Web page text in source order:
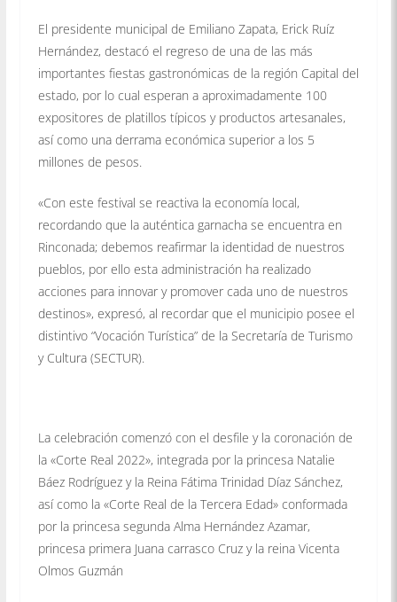
El presidente municipal de Emiliano Zapata, Erick Ruíz
Hernández, destacó el regreso de una de las más
importantes fiestas gastronómicas de la región Capital del
estado, por lo cual esperan a aproximadamente 100
expositores de platillos típicos y productos artesanales,
así como una derrama económica superior a los 5
millones de pesos.
«Con este festival se reactiva la economía local,
recordando que la auténtica garnacha se encuentra en
Rinconada; debemos reafirmar la identidad de nuestros
pueblos, por ello esta administración ha realizado
acciones para innovar y promover cada uno de nuestros
destinos», expresó, al recordar que el municipio posee el
distintivo “Vocación Turística” de la Secretaría de Turismo
y Cultura (SECTUR).
La celebración comenzó con el desfile y la coronación de
la «Corte Real 2022», integrada por la princesa Natalie
Báez Rodríguez y la Reina Fátima Trinidad Díaz Sánchez,
así como la «Corte Real de la Tercera Edad» conformada
por la princesa segunda Alma Hernández Azamar,
princesa primera Juana carrasco Cruz y la reina Vicenta
Olmos Guzmán